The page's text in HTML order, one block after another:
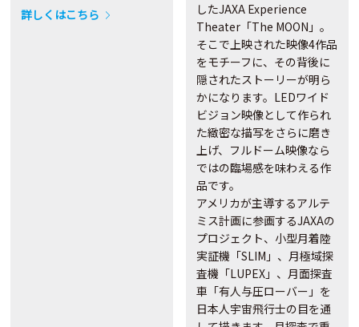
詳しくはこちら
したJAXA Experience
Theater「The MOON」。
そこで上映された映像4作品
をモチーフに、その背後に
隠されたストーリーが明ら
かになります。LEDワイド
ビジョン映像として作られ
た緻密な描写をさらに磨き
上げ、フルドーム映像なら
ではの臨場感を味わえる作
品です。
アメリカが主導するアルテ
ミス計画に参画するJAXAの
プロジェクト、小型月着陸
実証機「SLIM」、月極域探
査機「LUPEX」、月面探査
車「有人与圧ローバー」を
日本人宇宙飛行士の目を通